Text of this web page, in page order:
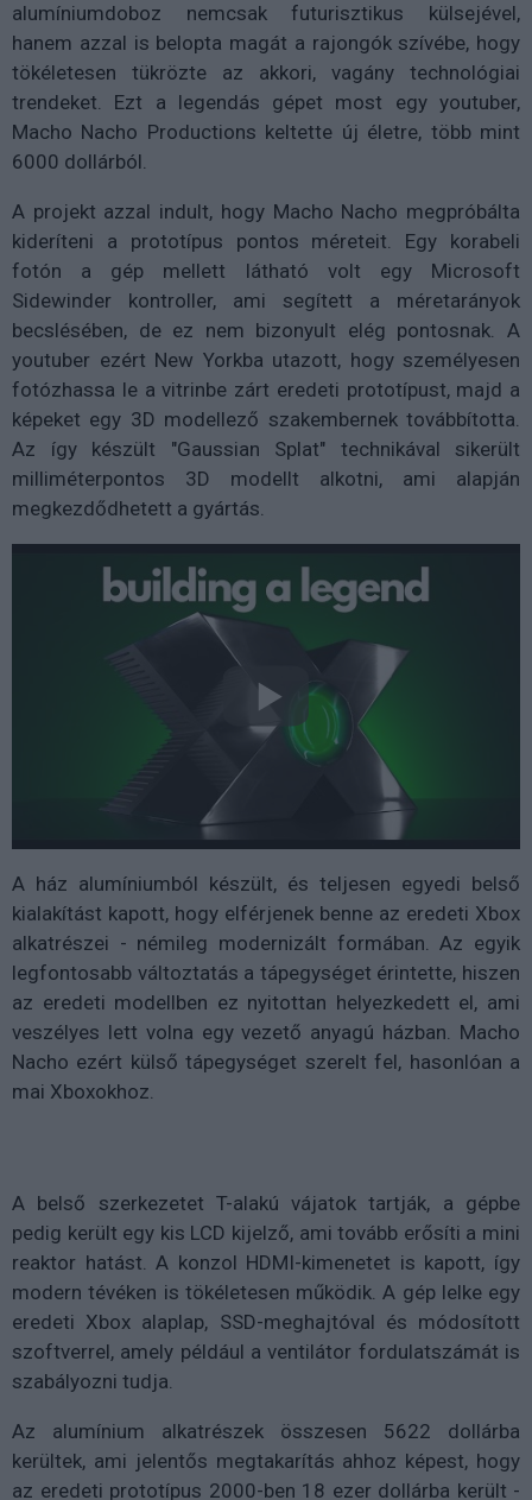
alumíniumdoboz nemcsak futurisztikus külsejével,
hanem azzal is belopta magát a rajongók szívébe, hogy
tökéletesen tükrözte az akkori, vagány technológiai
trendeket. Ezt a legendás gépet most egy youtuber,
Macho Nacho Productions keltette új életre, több mint
6000 dollárból.
A projekt azzal indult, hogy Macho Nacho megpróbálta
kideríteni a prototípus pontos méreteit. Egy korabeli
fotón a gép mellett látható volt egy Microsoft
Sidewinder kontroller, ami segített a méretarányok
becslésében, de ez nem bizonyult elég pontosnak. A
youtuber ezért New Yorkba utazott, hogy személyesen
fotózhassa le a vitrinbe zárt eredeti prototípust, majd a
képeket egy 3D modellező szakembernek továbbította.
Az így készült "Gaussian Splat" technikával sikerült
milliméterpontos 3D modellt alkotni, ami alapján
megkezdődhetett a gyártás.
A ház alumíniumból készült, és teljesen egyedi belső
kialakítást kapott, hogy elférjenek benne az eredeti Xbox
alkatrészei - némileg modernizált formában. Az egyik
legfontosabb változtatás a tápegységet érintette, hiszen
az eredeti modellben ez nyitottan helyezkedett el, ami
veszélyes lett volna egy vezető anyagú házban. Macho
Nacho ezért külső tápegységet szerelt fel, hasonlóan a
mai Xboxokhoz.
A belső szerkezetet T-alakú vájatok tartják, a gépbe
pedig került egy kis LCD kijelző, ami tovább erősíti a mini
reaktor hatást. A konzol HDMI-kimenetet is kapott, így
modern tévéken is tökéletesen működik. A gép lelke egy
eredeti Xbox alaplap, SSD-meghajtóval és módosított
szoftverrel, amely például a ventilátor fordulatszámát is
szabályozni tudja.
Az alumínium alkatrészek összesen 5622 dollárba
kerültek, ami jelentős megtakarítás ahhoz képest, hogy
az eredeti prototípus 2000-ben 18 ezer dollárba került -